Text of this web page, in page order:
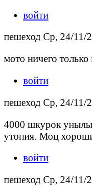
войти
пешеход Ср, 24/11/
мото ничего
войти
пешеход Ср, 24/11/
4000 шкурок
утопия. Моц
войти
пешеход Ср, 24/11/